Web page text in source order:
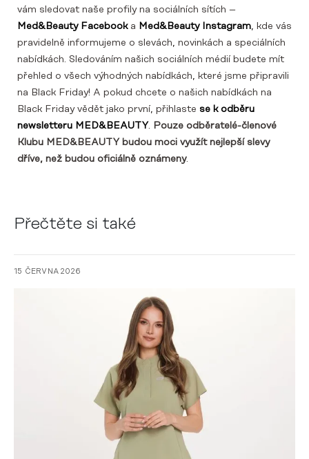
vám sledovat naše profily na sociálních sítích –
Med&Beauty Facebooka Med&Beauty Instagram, kde vás
pravidelně informujeme o slevách, novinkách a speciálních
nabídkách. Sledováním našich sociálních médií budete mít
přehled o všech výhodných nabídkách, které jsme připravili
na Black Friday! A pokud chcete o našich nabídkách na
Black Friday vědět jako první, přihlaste se k odběru
newsletteru MED&BEAUTY. Pouze odběratelé-členové
Klubu MED&BEAUTY budou moci využít nejlepší slevy
dříve, než budou oficiálně oznámeny.
Přečtěte si také
15 ČERVNA 2026